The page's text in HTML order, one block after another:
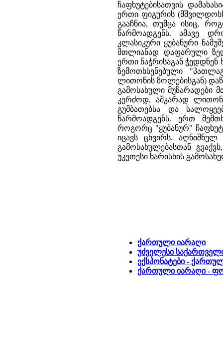
ჩაფხუტებისათვის
ერთი ფიგურის
გააჩნია, თუმცა ისიც,
წარმოადგენს. ამავე
კლასიკური ყუბანური
მთლიანად დაფარული
ერთი ნაჭრისაგან ჭედდნენ
ზემოთხსენებული
ლითონის ზოლებისგან)
გამოსახული მუზარადები
კერძოდ, აშკარად
გუმბათებსა და
წარმოადგენს. ერთ
როგორც "ყუბანურ"
იცავს ცხვირს. აღნიშნულ
გამოსახულებასთან
უკეთესი ხარისხის
ქართული იარაღი
უძველესი
ექსპონატები -
ქართული იარაღი -